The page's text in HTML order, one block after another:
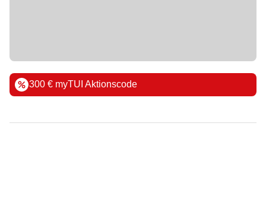
300 € myTUI Aktionscode